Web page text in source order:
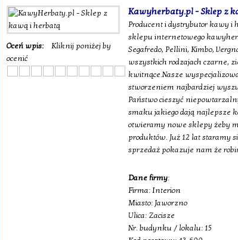
Oceń wpis:
Kliknij poniżej by
ocenić
Kawyherbaty.pl - Sklep z
Producent i dystrybutor kawy i
sklepu internetowego
Segafredo, Pellini, Kimbo,
wszystkich rodzajach czarne,
kwitnące.Nasze
stworzeniem najbardziej
Państwo cieszyć
smaku jakiego dają najlepsze
otwieramy nowe sklepy żeby
produktów. Już 12 lat staramy
sprzedaż pokazuje nam że
Dane firmy:
Firma: Interion
Miasto: Jaworzno
Ulica: Zacisze
Nr. budynku / lokalu: 15